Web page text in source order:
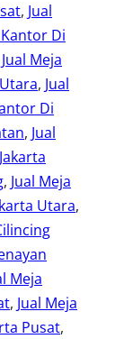
, Jual
Di
Jual Meja
, Jual
Di
, Jual
, Jual Meja
Utara
Meja
, Jual Meja
Pusat